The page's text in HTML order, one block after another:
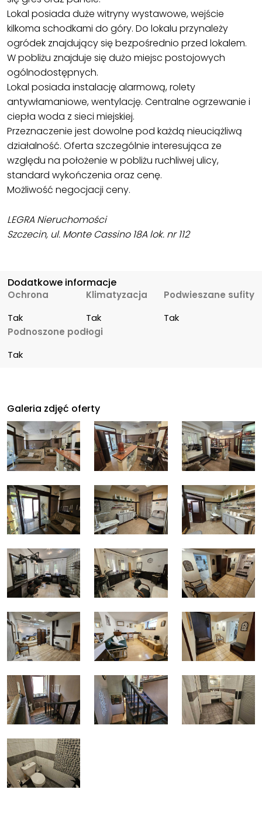
Lokal posiada duże witryny wystawowe, wejście
kilkoma schodkami do góry. Do lokalu przynależy
ogródek znajdujący się bezpośrednio przed lokalem.
W pobliżu znajduje się dużo miejsc postojowych
ogólnodostępnych.
Lokal posiada instalację alarmową, rolety
antywłamaniowe, wentylację. Centralne ogrzewanie i
ciepła woda z sieci miejskiej.
Przeznaczenie jest dowolne pod każdą nieuciążliwą
działalność. Oferta szczególnie interesująca ze
względu na położenie w pobliżu ruchliwej ulicy,
standard wykończenia oraz cenę.
Możliwość negocjacji ceny.
LEGRA Nieruchomości
Szczecin, ul. Monte Cassino 18A lok. nr 112
Dodatkowe informacje
Ochrona
Tak
Klimatyzacja
Tak
Podwieszane sufity
Tak
Podnoszone podłogi
Tak
Galeria zdjęć oferty